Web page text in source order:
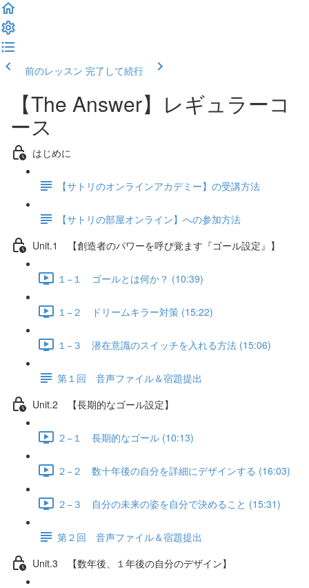
前のレッスン 完了して続行
【The Answer】レギュラーコ
ース
はじめに
【サトリのオンラインアカデミー】の受講方法
【サトリの部屋オンライン】への参加方法
Unit.1 【創造者のパワーを呼び覚ます『ゴール設定』】
１−１ ゴールとは何か？ (10:39)
１−２ ドリームキラー対策 (15:22)
１−３ 潜在意識のスイッチを入れる方法 (15:06)
第１回 音声ファイル＆宿題提出
Unit.2 【長期的なゴール設定】
２−１ 長期的なゴール (10:13)
２−２ 数十年後の自分を詳細にデザインする (16:03)
２−３ 自分の未来の姿を自分で決めること (15:31)
第２回 音声ファイル＆宿題提出
Unit.3 【数年後、１年後の自分のデザイン】